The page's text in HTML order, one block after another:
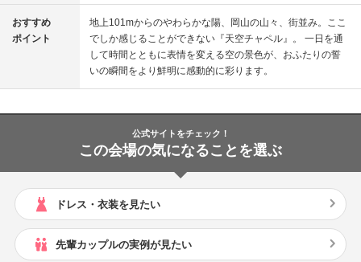
おすすめ
ポイント
地上101mからのやわらかな陽、岡山の山々、街並み。ここ
でしか感じることができない『天空チャペル』。 一日を通
して時間とともに表情を変える空の景色が、おふたりの誓
いの瞬間をより鮮明に感動的に彩ります。
公式サイトをチェック！
この会場の気になることを選ぶ
ドレス・衣装を見たい
先輩カップルの実例が見たい